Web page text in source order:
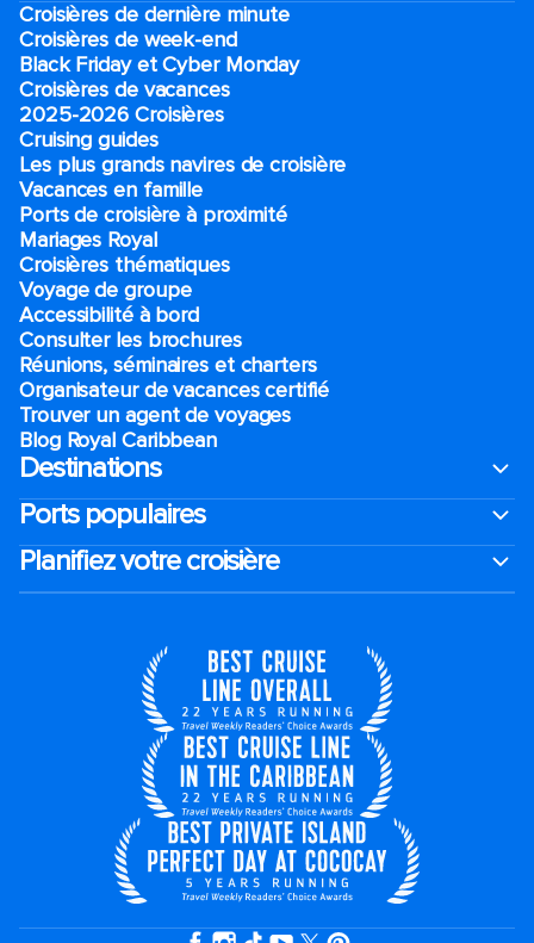
Croisières de dernière minute
Croisières de week-end
Black Friday et Cyber Monday
Croisières de vacances
2025-2026 Croisières
Cruising guides
Les plus grands navires de croisière
Vacances en famille
Ports de croisière à proximité
Mariages Royal
Croisières thématiques
Voyage de groupe​
Accessibilité à bord​
Consulter les brochures
Réunions, séminaires et charters
Organisateur de vacances certifié
Trouver un agent de voyages
Blog Royal Caribbean
Destinations
Ports populaires
Planifiez votre croisière